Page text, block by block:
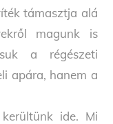
támasztja alá
magunk is
a régészeti
apára, hanem a
ide. Mi